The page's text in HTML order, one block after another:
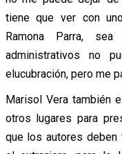
tiene que ver con
Ramona Parra,
administrativos no
elucubración, pero me
Marisol Vera también
otros lugares para
que los autores deben